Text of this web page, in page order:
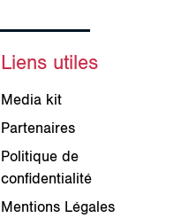
Liens utiles
Media kit
Partenaires
Politique de
confidentialité
Mentions Légales